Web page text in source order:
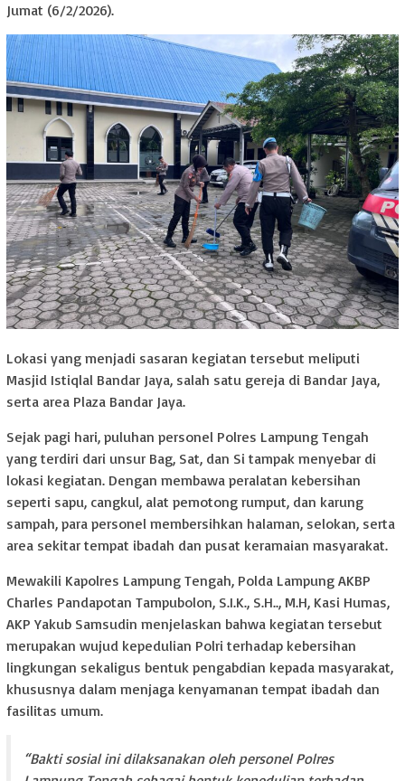
Jumat (6/2/2026).
Lokasi yang menjadi sasaran kegiatan tersebut meliputi
Masjid Istiqlal Bandar Jaya, salah satu gereja di Bandar Jaya,
serta area Plaza Bandar Jaya.
Sejak pagi hari, puluhan personel Polres Lampung Tengah
yang terdiri dari unsur Bag, Sat, dan Si tampak menyebar di
lokasi kegiatan. Dengan membawa peralatan kebersihan
seperti sapu, cangkul, alat pemotong rumput, dan karung
sampah, para personel membersihkan halaman, selokan, serta
area sekitar tempat ibadah dan pusat keramaian masyarakat.
Mewakili Kapolres Lampung Tengah, Polda Lampung AKBP
Charles Pandapotan Tampubolon, S.I.K., S.H.., M.H, Kasi Humas,
AKP Yakub Samsudin menjelaskan bahwa kegiatan tersebut
merupakan wujud kepedulian Polri terhadap kebersihan
lingkungan sekaligus bentuk pengabdian kepada masyarakat,
khususnya dalam menjaga kenyamanan tempat ibadah dan
fasilitas umum.
“Bakti sosial ini dilaksanakan oleh personel Polres